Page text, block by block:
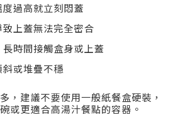
過高就立刻悶蓋
上蓋無法完全密合
時間接觸盒身或上蓋
或堆疊不穩
，建議不要使用一般紙餐盒硬裝，
或更適合高湯汁餐點的容器。